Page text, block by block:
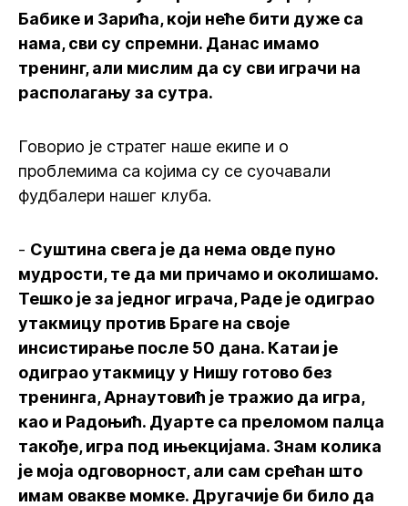
Бабике и Зарића, који неће бити дуже са
нама, сви су спремни. Данас имамо
тренинг, али мислим да су сви играчи на
располагању за сутра.
Говорио је стратег наше екипе и о
проблемима са којима су се суочавали
фудбалери нашег клуба.
- Суштина свега је да нема овде пуно
мудрости, те да ми причамо и околишамо.
Тешко је за једног играча, Раде је одиграо
утакмицу против Браге на своје
инсистирање после 50 дана. Катаи је
одиграо утакмицу у Нишу готово без
тренинга, Арнаутовић је тражио да игра,
као и Радоњић. Дуарте са преломом палца
такође, игра под ињекцијама. Знам колика
је моја одговорност, али сам срећан што
имам овакве момке. Другачије би било да